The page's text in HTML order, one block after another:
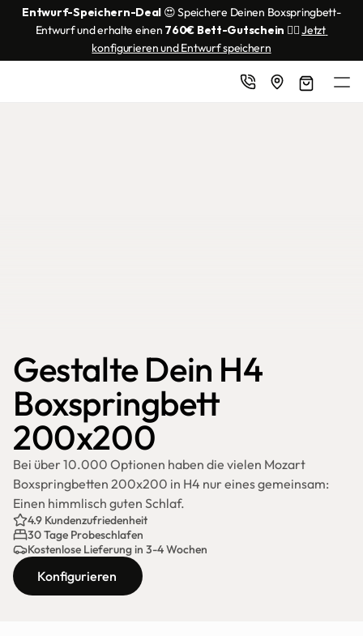
Entwurf-Speichern-Deal 😍 Speichere Deinen Boxspringbett-
Entwurf und erhalte einen 760€ Bett-Gutschein 👌🏼 Jetzt
konfigurieren und Entwurf speichern
Gestalte Dein H4
Boxspringbett
200x200
Bei über 10.000 Optionen haben die vielen Mozart
Boxspringbetten 200x200 in H4 nur eines gemeinsam:
Einen himmlisch guten Schlaf.
4.9 Kundenzufriedenheit
30 Tage Probeschlafen
Kostenlose Lieferung in 3-4 Wochen
Konfigurieren